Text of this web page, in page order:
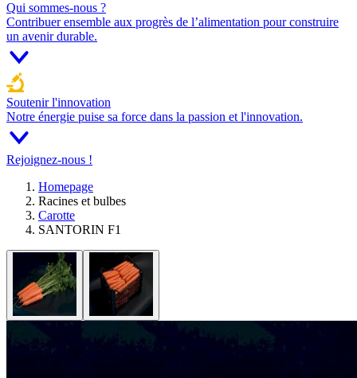
Qui sommes-nous ?
Contribuer ensemble aux progrès de l’alimentation pour construire
un avenir durable.
Soutenir l'innovation
Notre énergie puise sa force dans la passion et l'innovation.
Rejoignez-nous !
Homepage
Racines et bulbes
Carotte
SANTORIN F1